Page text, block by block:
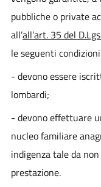
pubbliche o private
all’all’art. 35 del
le seguenti
- devono essere
lombardi;
- devono effettuare
nucleo familiare
indigenza tale da
prestazione.